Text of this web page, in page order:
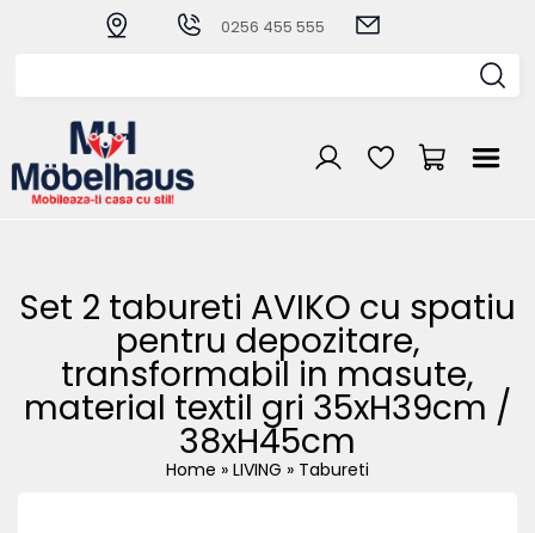
0256 455 555
Set 2 tabureti AVIKO cu spatiu
pentru depozitare,
transformabil in masute,
material textil gri 35xH39cm /
38xH45cm
Home » LIVING » Tabureti